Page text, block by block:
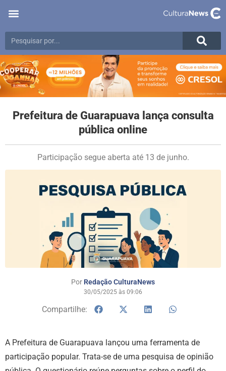
Prefeitura de Guarapuava lança consulta
pública online
Participação segue aberta até 13 de junho.
Por Redação CulturaNews
30/05/2025 às 09:06
Compartilhe:
A Prefeitura de Guarapuava lançou uma ferramenta de
participação popular. Trata-se de uma pesquisa de opinião